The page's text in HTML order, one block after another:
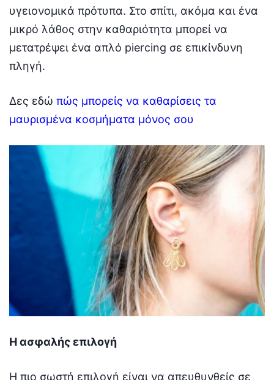
υγειονομικά πρότυπα. Στο σπίτι, ακόμα και ένα
μικρό λάθος στην καθαριότητα μπορεί να
μετατρέψει ένα απλό piercing σε επικίνδυνη
πληγή.
Δες εδώ πώς μπορείς να καθαρίσεις τα
μαυρισμένα κοσμήματα μόνος σου
Η ασφαλής επιλογή
Η πιο σωστή επιλογή είναι να απευθυνθείς σε